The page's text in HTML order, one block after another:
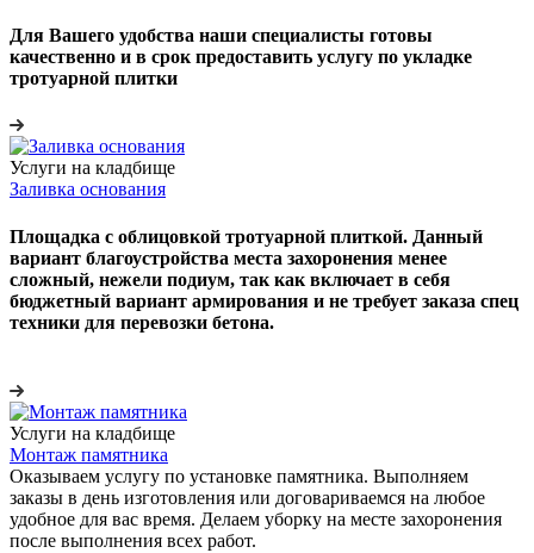
Для Вашего удобства наши специалисты готовы
качественно и в срок предоставить услугу по укладке
тротуарной плитки
Услуги на кладбище
Заливка основания
Площадка с облицовкой тротуарной плиткой. Данный
вариант благоустройства места захоронения менее
сложный, нежели подиум, так как включает в себя
бюджетный вариант армирования и не требует заказа спец
техники для перевозки бетона.
Услуги на кладбище
Монтаж памятника
Оказываем услугу по установке памятника. Выполняем
заказы в день изготовления или договариваемся на любое
удобное для вас время. Делаем уборку на месте захоронения
после выполнения всех работ.